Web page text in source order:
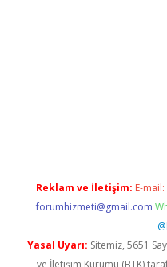
Reklam ve İletişim: E-mail:
forumhizmeti@gmail.com
Yasal Uyarı: Sitemiz, 5651
ve İletişim Kurumu (BTK)